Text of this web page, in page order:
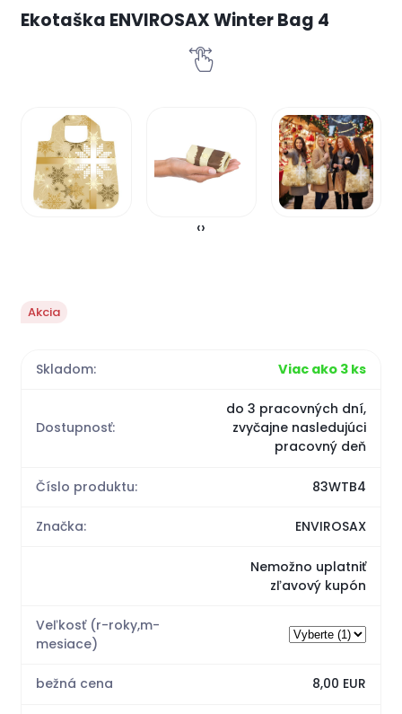
Ekotaška ENVIROSAX Winter Bag 4
‹›
Akcia
Skladom: Viac ako 3 ks
Dostupnosť:
do 3 pracovných dní,
zvyčajne nasledujúci
pracovný deň
Číslo produktu: 83WTB4
Značka: ENVIROSAX
Nemožno uplatniť
zľavový kupón
Veľkosť (r-roky,m-
mesiace)
bežná cena 8,00 EUR